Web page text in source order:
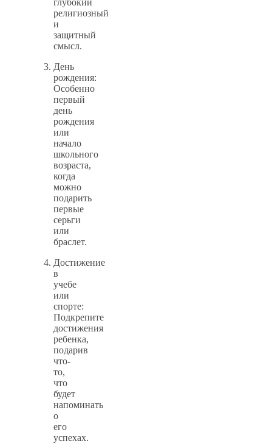
глубокий
религиозный
и
защитный
смысл.
День
рождения:
Особенно
первый
день
рождения
или
начало
школьного
возраста,
когда
можно
подарить
первые
серьги
или
браслет.
Достижение
в
учебе
или
спорте:
Подкрепите
достижения
ребенка,
подарив
что-
то,
что
будет
напоминать
о
его
успехах.